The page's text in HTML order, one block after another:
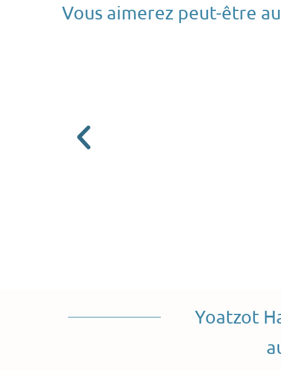
Vous aimerez peut-être
Yoatzot